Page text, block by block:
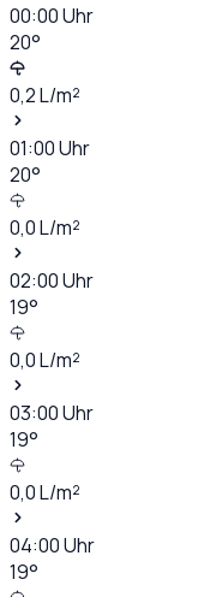
00:00Uhr
20°
0,2L/m²
01:00Uhr
20°
0,0L/m²
02:00Uhr
19°
0,0L/m²
03:00Uhr
19°
0,0L/m²
04:00Uhr
19°